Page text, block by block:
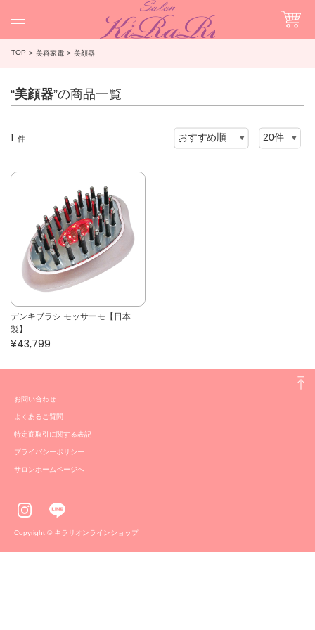
TOP 美容家電 美顔器
“美顔器”の商品一覧
1 件
デンキブラシ モッサーモ【日本
製】
¥43,799
お問い合わせ
よくあるご質問
特定商取引に関する表記
プライバシーポリシー
サロンホームページへ
Copyright © キラリオンラインショップ